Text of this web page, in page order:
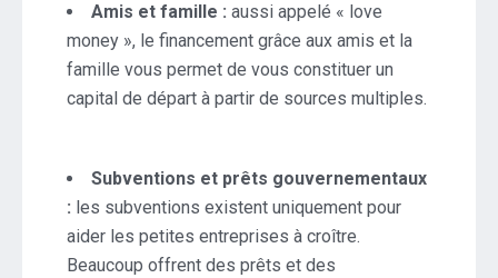
Amis et famille : aussi appelé « love
money », le financement grâce aux amis et la
famille vous permet de vous constituer un
capital de départ à partir de sources multiples.
Subventions et prêts gouvernementaux
: les subventions existent uniquement pour
aider les petites entreprises à croître.
Beaucoup offrent des prêts et des